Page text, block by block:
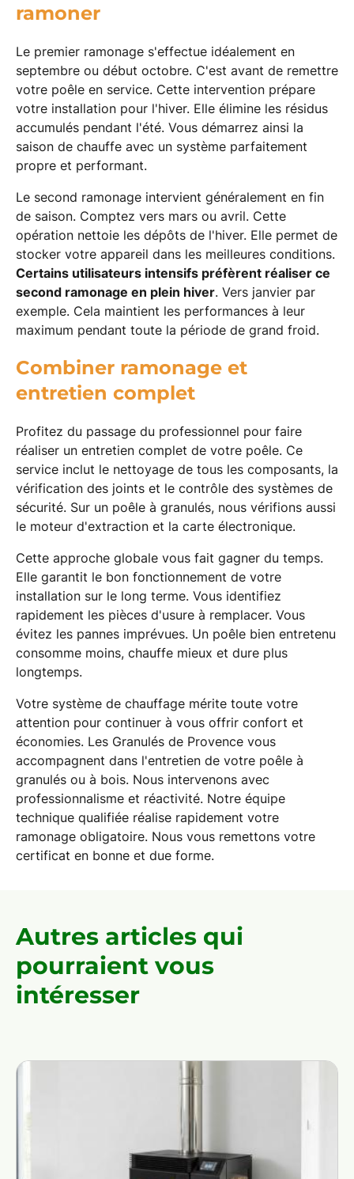
ramoner
Le premier ramonage s'effectue idéalement en
septembre ou début octobre. C'est avant de remettre
votre poêle en service. Cette intervention prépare
votre installation pour l'hiver. Elle élimine les résidus
accumulés pendant l'été. Vous démarrez ainsi la
saison de chauffe avec un système parfaitement
propre et performant.
Le second ramonage intervient généralement en fin
de saison. Comptez vers mars ou avril. Cette
opération nettoie les dépôts de l'hiver. Elle permet de
stocker votre appareil dans les meilleures conditions.
Certains utilisateurs intensifs préfèrent réaliser ce
second ramonage en plein hiver. Vers janvier par
exemple. Cela maintient les performances à leur
maximum pendant toute la période de grand froid.
Combiner ramonage et
entretien complet
Profitez du passage du professionnel pour faire
réaliser un entretien complet de votre poêle. Ce
service inclut le nettoyage de tous les composants, la
vérification des joints et le contrôle des systèmes de
sécurité. Sur un poêle à granulés, nous vérifions aussi
le moteur d'extraction et la carte électronique.
Cette approche globale vous fait gagner du temps.
Elle garantit le bon fonctionnement de votre
installation sur le long terme. Vous identifiez
rapidement les pièces d'usure à remplacer. Vous
évitez les pannes imprévues. Un poêle bien entretenu
consomme moins, chauffe mieux et dure plus
longtemps.
Votre système de chauffage mérite toute votre
attention pour continuer à vous offrir confort et
économies. Les Granulés de Provence vous
accompagnent dans l'entretien de votre poêle à
granulés ou à bois. Nous intervenons avec
professionnalisme et réactivité. Notre équipe
technique qualifiée réalise rapidement votre
ramonage obligatoire. Nous vous remettons votre
certificat en bonne et due forme.
Autres articles qui
pourraient vous
intéresser